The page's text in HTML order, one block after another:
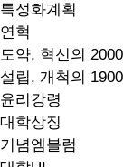
특성화계획
연혁
도약, 혁신의
설립, 개척의
윤리강령
대학상징
기념엠블럼